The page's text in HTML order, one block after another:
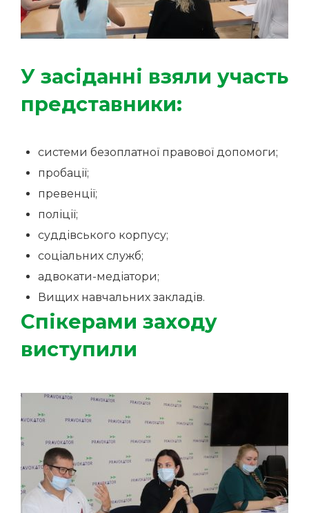
У засіданні взяли участь
представники:
системи безоплатної правової допомоги;
пробації;
превенції;
поліції;
суддівського корпусу;
соціальних служб;
адвокати-медіатори;
Вищих навчальних закладів.
Спікерами заходу
виступили